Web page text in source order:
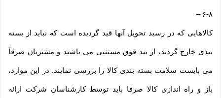
۶-۸ –
کالاهایی که در رسید تحویل آنها قید گردیده است که نباید از بسته
بندی خارج گردند، از بند فوق مستثنی می باشند و مشتریان صرفاً
می بایست سلامت بسته بندی کالا را بررسی نمایند. در این موارد،
باز و راه اندازی کالا صرفا باید توسط کارشناسان شرکت ارائه